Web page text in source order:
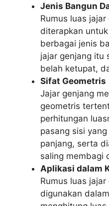
Jenis Bangun
Rumus luas
diterapkan
berbagai jenis
jajar genjang itu
belah ketupat,
Sifat Geometris
Jajar genjang
geometris
perhitungan
pasang sisi
panjang, serta
saling membagi
Aplikasi dalam
Rumus luas
digunakan